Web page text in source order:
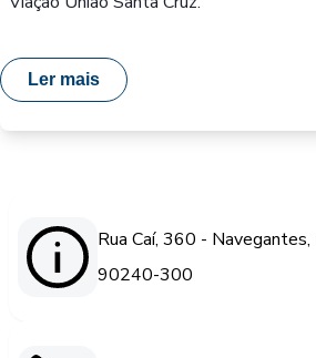
Ler mais
Rua Caí, 360 -
90240-300